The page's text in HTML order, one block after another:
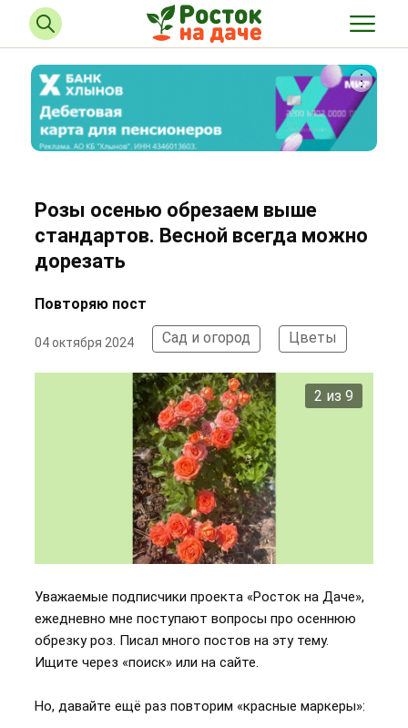
Розы осенью обрезаем выше
стандартов. Весной всегда можно
дорезать
Повторяю пост
04 октября 2024 Сад и огород Цветы
2 из 9
Уважаемые подписчики проекта «Росток на Даче»,
ежедневно мне поступают вопросы про осеннюю
обрезку роз. Писал много постов на эту тему.
Ищите через «поиск» или на сайте.
Но, давайте ещё раз повторим «красные маркеры»: